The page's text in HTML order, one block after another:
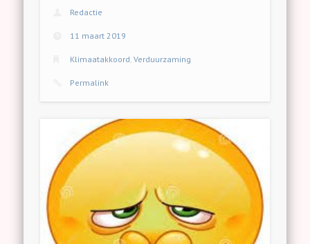
Redactie
11 maart 2019
Klimaatakkoord,Verduurzaming
Permalink